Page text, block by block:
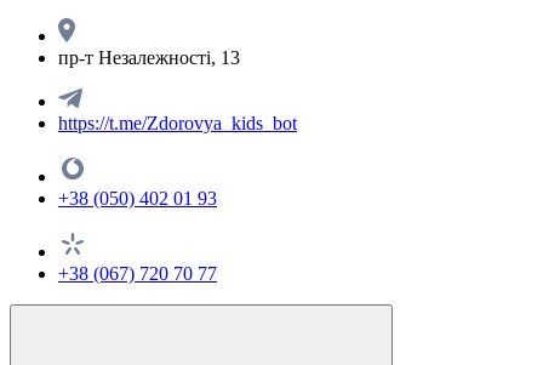
пр-т Незалежності, 13
https://t.me/Zdorovya_kids_bot
+38 (050) 402 01 93
+38 (067) 720 70 77